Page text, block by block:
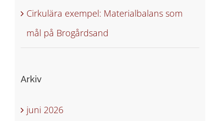
Cirkulära exempel: Materialbalans som
mål på Brogårdsand
Arkiv
juni 2026